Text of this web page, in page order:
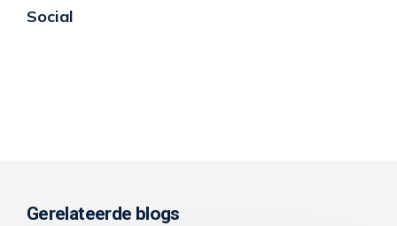
Social
Gerelateerde blogs